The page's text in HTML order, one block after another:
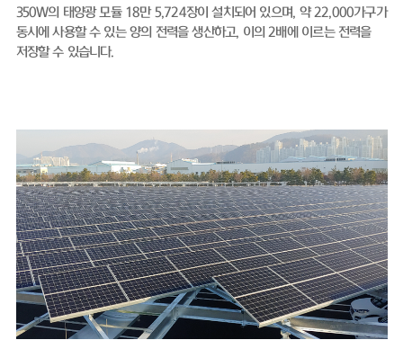
350W의 태양광 모듈 18만 5,724장이 설치되어 있으며, 약 22,000가구가
동시에 사용할 수 있는 양의 전력을 생산하고, 이의 2배에 이르는 전력을
저장할 수 있습니다.